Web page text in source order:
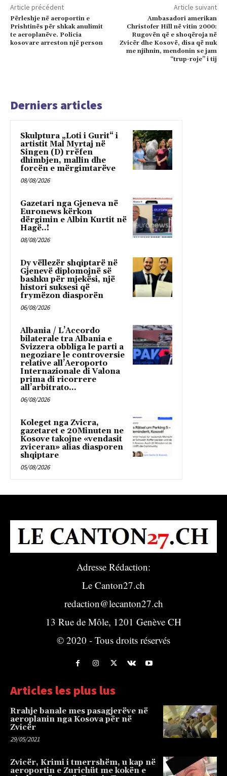
Article précédent
Përleshje në aeroportin e
Prishtinës për shkak anulimit
te aeroplanëve. Policia
kosovare arreston një person
Article suivant
Ambasadori amerikan
Christofer Hill në vitin 2000:
Rugovën që e shoqëroja në
Zvicër dhe Kosovë, disa që nuk
me njihnin, mendonin se jam
“trup-roje” i tij
Derniers articles
Skulptura „Loti i Gurit“ i
artistit Mal Myrtaj në
Singen (D) rrëfen
dhimbjen, mallin dhe
forcën e mërgimtarëve
08/08/2026
Gazetari nga Gjeneva në
Euronews kërkon
dërgimin e Albin Kurtit në
Hagë..!
08/08/2026
Dy vëllezër shqiptarë në
Gjenevë diplomojnë së
bashku për mjekësi, një
histori suksesi që
frymëzon diasporën
06/08/2026
Albania / L’Accordo
bilaterale tra Albania e
Svizzera obbliga le parti a
negoziare le controversie
relative all’Aeroporto
Internazionale di Valona
prima di ricorrere
all’arbitrato...
06/08/2026
Koleget nga Zvicra,
gazetaret e 20Minuten ne
Kosove takojne «vendasit
zviceran» alias diasporen
shqiptare
05/08/2026
Adresse Rédaction:
Le Canton27.ch
redaction@lecanton27.ch
13 Rue de Môle, 1201 Genève CH
© 2020 - Tous droits réservés
Articles les plus lus
Rrahje banale mes pasagjerëve në
aeroplanin nga Kosova për në
Zvicër
29/05/2021
Zvicër, Krimi i tmerrshëm, u kap në
aeroportin e Zurichüt me kokën e